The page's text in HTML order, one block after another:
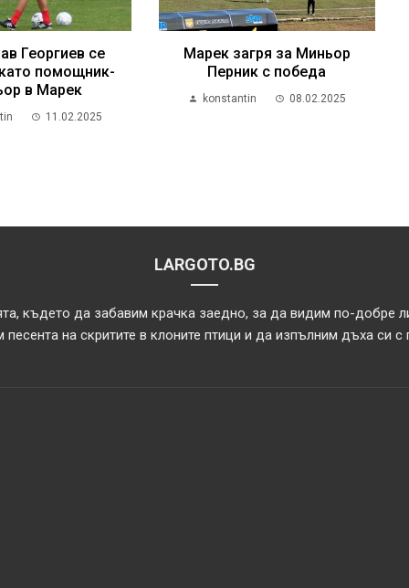
Георгиев се
помощник-
в Марек
11.02.2025
Марек загря за Миньор
Перник с победа
konstantin 08.02.2025
LARGOTO.BG
където да забавим крачка заедно, за да видим по-добре
на скритите в клоните птици и да изпълним дъха си